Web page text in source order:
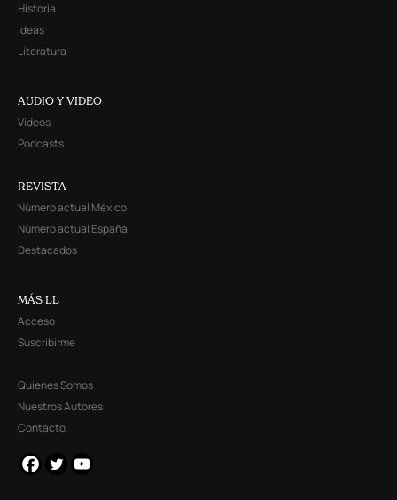
Historia
Ideas
Literatura
AUDIO Y VIDEO
Videos
Podcasts
REVISTA
Número actual México
Número actual España
Destacados
MÁS LL
Acceso
Suscribirme
Quienes Somos
Nuestros Autores
Contacto